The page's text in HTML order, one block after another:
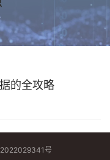
的全攻略
号